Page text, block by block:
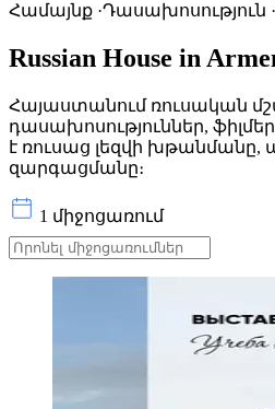
Համայնք ·Դասախոսություն
Russian House in
Հայաստանում ռուսական
դասախոսություններ,
է ռուսաց լեզվի
զարգացմանը։
1 միջոցառում